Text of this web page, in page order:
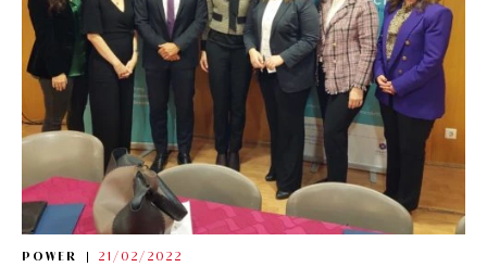
POWER 21/02/2022